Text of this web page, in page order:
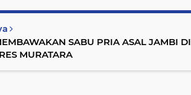
SABU PRIA ASAL JAMBI DI
MURATARA